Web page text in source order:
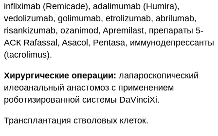
infliximab (Remicade), adalimumab (Humira),
vedolizumab, golimumab, etrolizumab, abrilumab,
risankizumab, ozanimod, Apremilast, препараты 5-
АСК Rafassal, Asacol, Pentasa, иммунодепрессанты
(tacrolimus).
Хирургические операции: лапароскопический
илеоанальный анастомоз с применением
роботизированной системы DaVinciXi.
Трансплантация стволовых клеток.